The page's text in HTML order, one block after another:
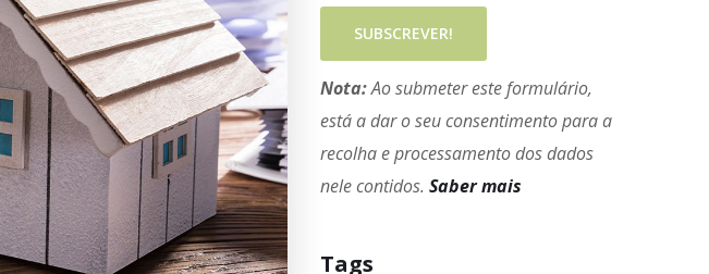
SUBSCREVER!
Nota:Ao submeter este formulário,
está a dar o seu consentimento para a
recolha e processamento dos dados
nele contidos. Saber mais
Tags